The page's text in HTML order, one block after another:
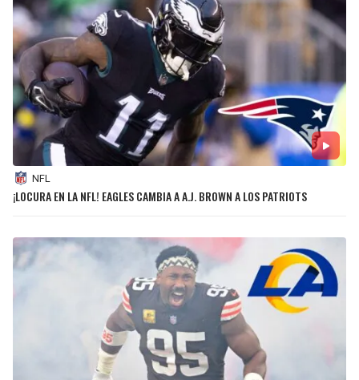
NFL
¡LOCURA EN LA NFL! EAGLES CAMBIA A A.J. BROWN A LOS PATRIOTS